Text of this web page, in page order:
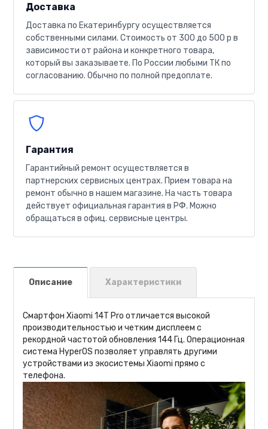
Доставка
Доставка по Екатеринбургу осуществляется
собственными силами. Стоимость от 300 до 500 р в
зависимости от района и конкретного товара,
который вы заказываете. По России любыми ТК по
согласованию. Обычно по полной предоплате.
Гарантия
Гарантийный ремонт осуществляется в
партнерских сервисных центрах. Прием товара на
ремонт обычно в нашем магазине. На часть товара
действует официальная гарантия в РФ. Можно
обращаться в офиц. сервисные центры.
Описание Характеристики
Смартфон Xiaomi 14T Pro отличается высокой
производительностью и четким дисплеем с
рекордной частотой обновления 144 Гц. Операционная
система HyperOS позволяет управлять другими
устройствами из экосистемы Xiaomi прямо с
телефона.